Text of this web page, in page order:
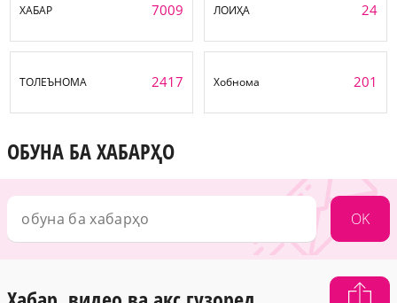
ХАБАР 7009 ЛОИҲА 24
ТОЛЕЪНОМА 2417 Хобнома 201
ОБУНА БА ХАБАРҲО
OK